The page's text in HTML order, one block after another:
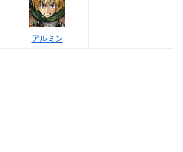
アルミン
–